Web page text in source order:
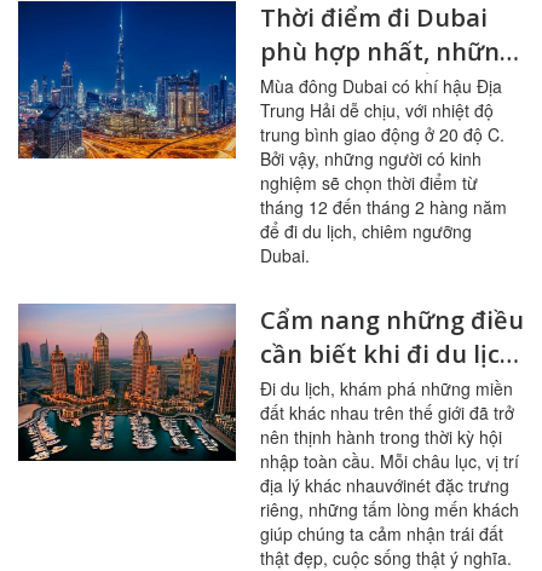
Thời điểm đi Dubai
phù hợp nhất, những
kinh nghiệm ẩm thực
đáng giá
Mùa đông Dubai có khí hậu Địa
Trung Hải dễ chịu, với nhiệt độ
trung bình giao động ở 20 độ C.
Bởi vậy, những người có kinh
nghiệm sẽ chọn thời điểm từ
tháng 12 đến tháng 2 hàng năm
để đi du lịch, chiêm ngưỡng
Dubai.
Cẩm nang những điều
cần biết khi đi du lịch
Dubai
Đi du lịch, khám phá những miền
đất khác nhau trên thế giới đã trở
nên thịnh hành trong thời kỳ hội
nhập toàn cầu. Mỗi châu lục, vị trí
địa lý khác nhauvớinét đặc trưng
riêng, những tấm lòng mến khách
giúp chúng ta cảm nhận trái đất
thật đẹp, cuộc sống thật ý nghĩa.